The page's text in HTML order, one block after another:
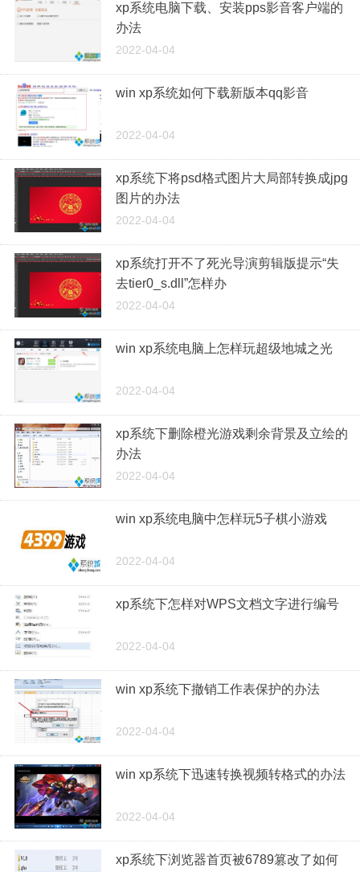
xp系统电脑下载、安装pps影音客户端的
办法
2022-04-04
win xp系统如何下载新版本qq影音
2022-04-04
xp系统下将psd格式图片大局部转换成jpg
图片的办法
2022-04-04
xp系统打开不了死光导演剪辑版提示“失
去tier0_s.dll”怎样办
2022-04-04
win xp系统电脑上怎样玩超级地城之光
2022-04-04
xp系统下删除橙光游戏剩余背景及立绘的
办法
2022-04-04
win xp系统电脑中怎样玩5子棋小游戏
2022-04-04
xp系统下怎样对WPS文档文字进行编号
2022-04-04
win xp系统下撤销工作表保护的办法
2022-04-04
win xp系统下迅速转换视频转格式的办法
2022-04-04
xp系统下浏览器首页被6789篡改了如何